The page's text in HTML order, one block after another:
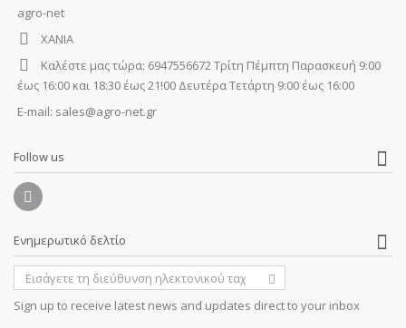
agro-net
ΧΑΝΙΑ
Καλέστε μας τώρα: 6947556672 Τρίτη Πέμπτη Παρασκευή 9:00
έως 16:00 και 18:30 έως 21!00 Δευτέρα Τετάρτη 9:00 έως 16:00
E-mail: sales@agro-net.gr
Follow us
Ενημερωτικό δελτίο
Sign up to receive latest news and updates direct to your inbox